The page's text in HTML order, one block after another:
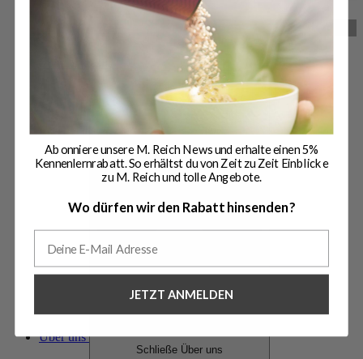
Reformprodukt des Jahres 2024
Über uns
Schließe Über uns
Abonniere unsere M. Reich News und erhalte einen 5%
Kennenlernrabatt. So erhältst du von Zeit zu Zeit Einblicke
zu M. Reich und tolle Angebote.
Wo dürfen wir den Rabatt hinsenden?
JETZT ANMELDEN